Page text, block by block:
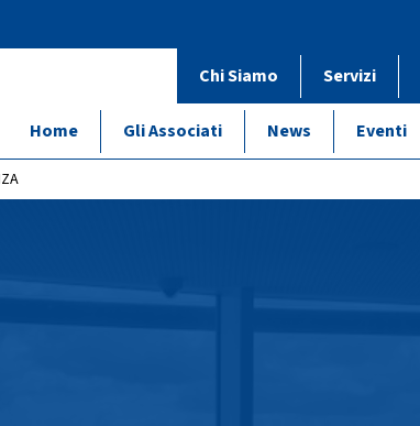
Chi Siamo Servizi
Home Gli Associati News Eventi